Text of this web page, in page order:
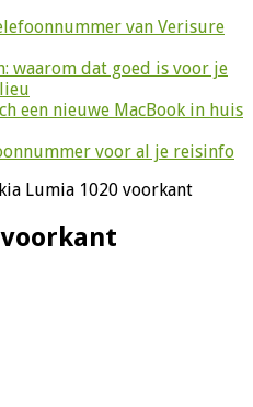
van Verisure
waarom dat goed is voor je
een nieuwe MacBook in huis
voor al je reisinfo
Lumia 1020 voorkant
voorkant